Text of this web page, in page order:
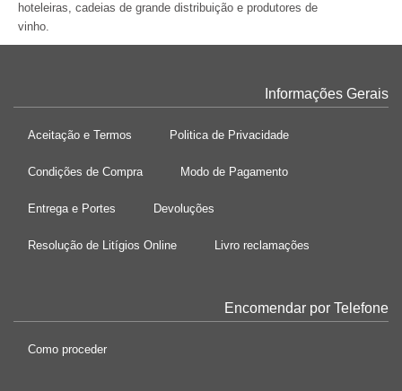
hoteleiras, cadeias de grande distribuição e produtores de
vinho.
Informações Gerais
Aceitação e Termos Politica de Privacidade
Condições de Compra Modo de Pagamento
Entrega e Portes Devoluções
Resolução de Litígios Online Livro reclamações
Encomendar por Telefone
Como proceder